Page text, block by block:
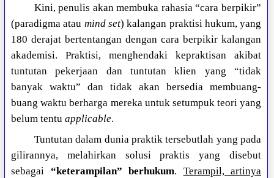
Kini, penulis akan membuka rahasia “cara berpikir”
(paradigma atau mind set) kalangan praktisi hukum, yang
180 derajat bertentangan dengan cara berpikir kalangan
akademisi. Praktisi, menghendaki kepraktisan akibat
tuntutan pekerjaan dan tuntutan klien yang “tidak
banyak waktu” dan tidak akan bersedia membuang-
buang waktu berharga mereka untuk setumpuk teori yang
belum tentuapplicable.
Tuntutan dalam dunia praktik tersebutlah yang pada
gilirannya, melahirkan solusi praktis yang disebut
sebagai “keterampilan” berhukum. Terampil, artinya